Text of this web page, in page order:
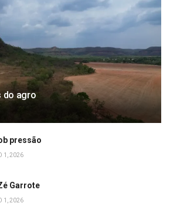
do agro
pressão
1, 2026
Garrote
1, 2026